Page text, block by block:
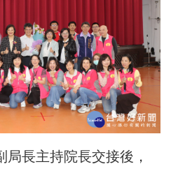
長主持院長交接後，